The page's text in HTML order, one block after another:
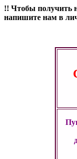
!! Чтобы получить
напишите нам в